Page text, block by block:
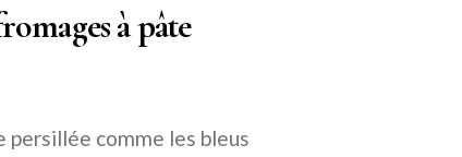
à pâte
persillée comme les bleus